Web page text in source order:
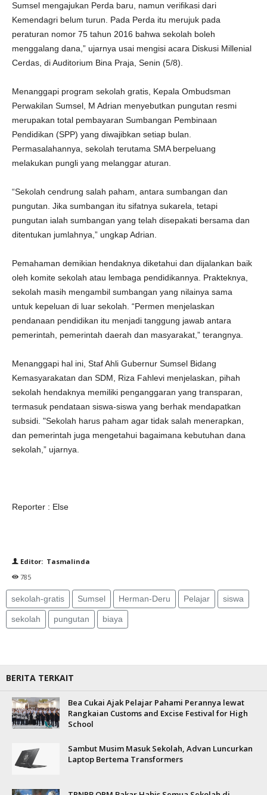
Sumsel mengajukan Perda baru, namun verifikasi dari
Kemendagri belum turun. Pada Perda itu merujuk pada
peraturan nomor 75 tahun 2016 bahwa sekolah boleh
menggalang dana,” ujarnya usai mengisi acara Diskusi Millenial
Cerdas, di Auditorium Bina Praja, Senin (5/8).
Menanggapi program sekolah gratis, Kepala Ombudsman
Perwakilan Sumsel, M Adrian menyebutkan pungutan resmi
merupakan total pembayaran Sumbangan Pembinaan
Pendidikan (SPP) yang diwajibkan setiap bulan.
Permasalahannya, sekolah terutama SMA berpeluang
melakukan pungli yang melanggar aturan.
“Sekolah cendrung salah paham, antara sumbangan dan
pungutan. Jika sumbangan itu sifatnya sukarela, tetapi
pungutan ialah sumbangan yang telah disepakati bersama dan
ditentukan jumlahnya,” ungkap Adrian.
Pemahaman demikian hendaknya diketahui dan dijalankan baik
oleh komite sekolah atau lembaga pendidikannya. Prakteknya,
sekolah masih mengambil sumbangan yang nilainya sama
untuk kepeluan di luar sekolah. “Permen menjelaskan
pendanaan pendidikan itu menjadi tanggung jawab antara
pemerintah, pemerintah daerah dan masyarakat,” terangnya.
Menanggapi hal ini, Staf Ahli Gubernur Sumsel Bidang
Kemasyarakatan dan SDM, Riza Fahlevi menjelaskan, pihah
sekolah hendaknya memiliki penganggaran yang transparan,
termasuk pendataan siswa-siswa yang berhak mendapatkan
subsidi. "Sekolah harus paham agar tidak salah menerapkan,
dan pemerintah juga mengetahui bagaimana kebutuhan dana
sekolah,” ujarnya.
Reporter : Else
Editor: Tasmalinda
785
sekolah-gratis Sumsel Herman-Deru Pelajar siswa
sekolah pungutan biaya
BERITA TERKAIT
Bea Cukai Ajak Pelajar Pahami Perannya lewat
Rangkaian Customs and Excise Festival for High
School
Sambut Musim Masuk Sekolah, Advan Luncurkan
Laptop Bertema Transformers